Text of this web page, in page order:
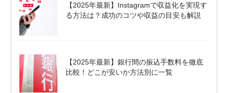
【2025年最新】Instagramで収益化を実現す
る方法は？成功のコツや収益の目安も解説
【2025年最新】銀行間の振込手数料を徹底
比較！どこが安いか方法別に一覧